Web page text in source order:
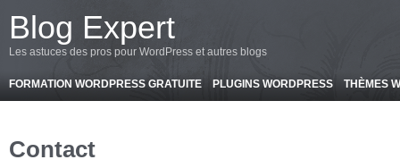
Blog Expert
Les astuces des pros pour WordPress et autres blogs
FORMATION WORDPRESS GRATUITE PLUGINS WORDPRESS THÈMES
Contact